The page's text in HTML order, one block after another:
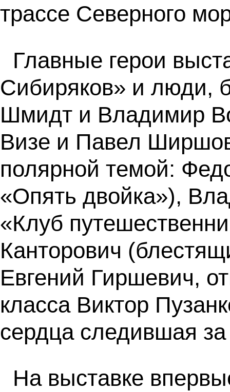
трассе Северного
Главные герои
Сибиряков» и люди,
Шмидт и Владимир
Визе и Павел
полярной темой:
«Опять двойка»),
«Клуб
Канторович
Евгений Гиршевич,
класса Виктор
сердца следившая
На выставке